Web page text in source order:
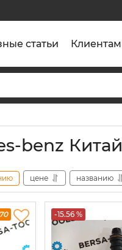
статьи Клиентам
benz Китай
цене названию
-15.56 %